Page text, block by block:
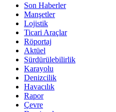
Son Haberler
Manşetler
Lojistik
Ticari Araçlar
Röportaj
Aktüel
Sürdürülebilirlik
Karayolu
Denizcilik
Havacılık
Rapor
Çevre